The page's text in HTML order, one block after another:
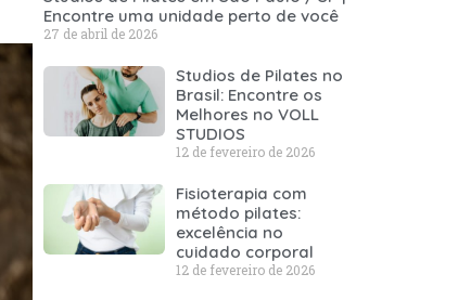
Encontre uma unidade perto de você
27 de abril de 2026
Studios de Pilates no
Brasil: Encontre os
Melhores no VOLL
STUDIOS
12 de fevereiro de 2026
Fisioterapia com
método pilates:
excelência no
cuidado corporal
12 de fevereiro de 2026